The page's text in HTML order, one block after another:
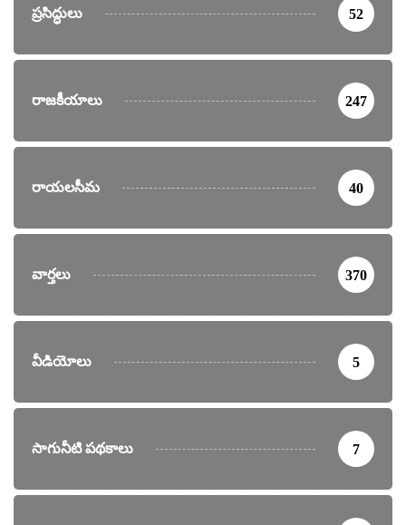
ప్రసిద్ధులు 52
రాజకీయాలు 247
రాయలసీమ 40
వార్తలు 370
వీడియోలు 5
సాగునీటి పథకాలు 7